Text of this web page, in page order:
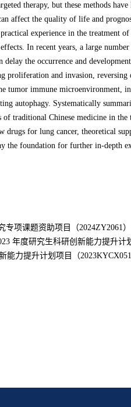
therapy, but these methods
affect the quality of life and
experience in the treatment of
In recent years, a large
the occurrence and
proliferation and invasion, reversing
tumor immune microenvironment,
autophagy. Systematically
of traditional Chinese medicine in the
drugs for lung cancer, theoretical
the foundation for further in-depth
专项课题资助项目（2024ZY2061
年度研究生科研创新能力提升计
能力提升计划项目（2023KYCX051